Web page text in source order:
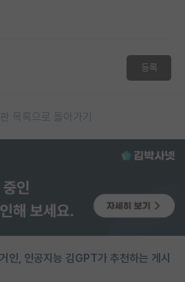
등록
목록으로 돌아가기
인, 인공지능 김GPT가 추천하는 게시